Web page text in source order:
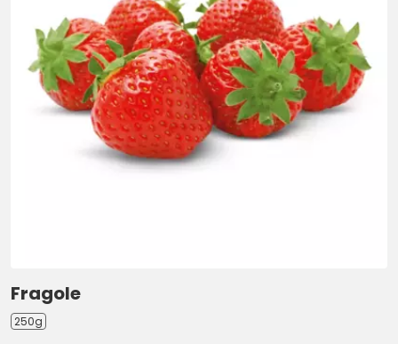
Fragole
250g